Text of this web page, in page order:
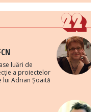
luări de
a proiectelor
lui Adrian Șoaită